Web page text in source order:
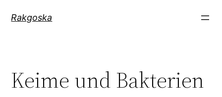
InhaltRakgoska
Keime und Bakterien